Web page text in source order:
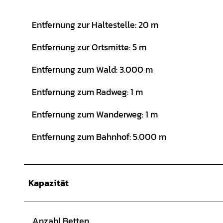
Entfernung zur Haltestelle: 20 m
Entfernung zur Ortsmitte: 5 m
Entfernung zum Wald: 3.000 m
Entfernung zum Radweg: 1 m
Entfernung zum Wanderweg: 1 m
Entfernung zum Bahnhof: 5.000 m
Kapazität